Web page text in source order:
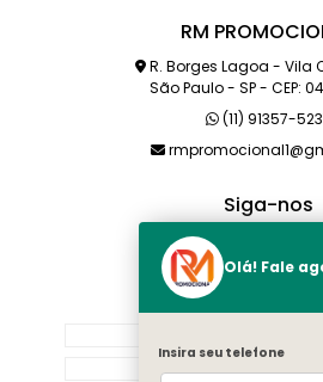
RM
R. Borges Lagoa - Vila
São Paulo - SP - CEP:
(11) 91357-
Siga-nos
SOBRE NÓS
Olá! Fale
Insira seu telefone